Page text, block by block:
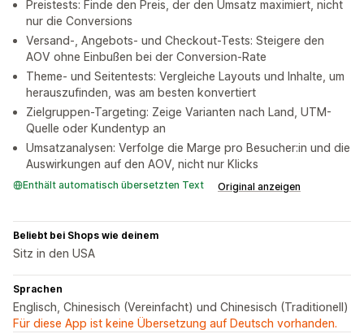
Preistests: Finde den Preis, der den Umsatz maximiert, nicht
nur die Conversions
Versand-, Angebots- und Checkout-Tests: Steigere den
AOV ohne Einbußen bei der Conversion-Rate
Theme- und Seitentests: Vergleiche Layouts und Inhalte, um
herauszufinden, was am besten konvertiert
Zielgruppen-Targeting: Zeige Varianten nach Land, UTM-
Quelle oder Kundentyp an
Umsatzanalysen: Verfolge die Marge pro Besucher:in und die
Auswirkungen auf den AOV, nicht nur Klicks
Enthält automatisch übersetzten Text Original anzeigen
Beliebt bei Shops wie deinem
Sitz in den USA
Sprachen
Englisch, Chinesisch (Vereinfacht) und Chinesisch (Traditionell)
Für diese App ist keine Übersetzung auf Deutsch vorhanden.